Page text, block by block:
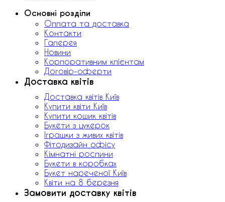
Основні розділи
Оплата та доставка
Контакти
Галерея
Новини
Корпоративним клієнтам
Договір-оферти
Доставка квітів
Доставка квітів Київ
Купити квіти Київ
Купити кошик квітів
Букети з цукерок
Іграшки з живих квітів
Фітодизайн офісу
Кімнатні рослини
Букети в коробках
Букет нареченої Київ
Квіти на 8 березня
Замовити доставку квітів